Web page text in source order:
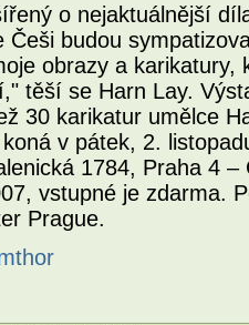
o nejaktuálnější
Češi budou
obrazy a karikatury,
těší se Harn Lay.
30 karikatur umělce
v pátek, 2.
1784, Praha 4
vstupné je zdarma.
Prague.